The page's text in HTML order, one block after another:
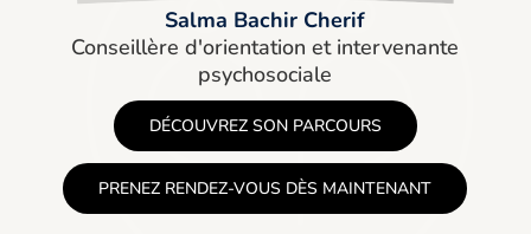
Salma Bachir Cherif
Conseillère d'orientation et intervenante
psychosociale
DÉCOUVREZ SON PARCOURS
PRENEZ RENDEZ-VOUS DÈS MAINTENANT